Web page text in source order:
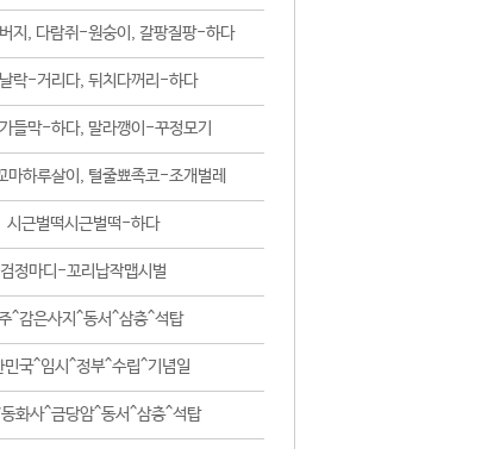
지, 다람쥐-원숭이, 갈팡질팡-하다
락-거리다, 뒤치다꺼리-하다
들막-하다, 말라깽이-꾸정모기
마하루살이, 털줄뾰족코-조개벌레
시근벌떡시근벌떡-하다
검정마디-꼬리납작맵시벌
^감은사지^동서^삼층^석탑
민국^임시^정부^수립^기념일
화사^금당암^동서^삼층^석탑